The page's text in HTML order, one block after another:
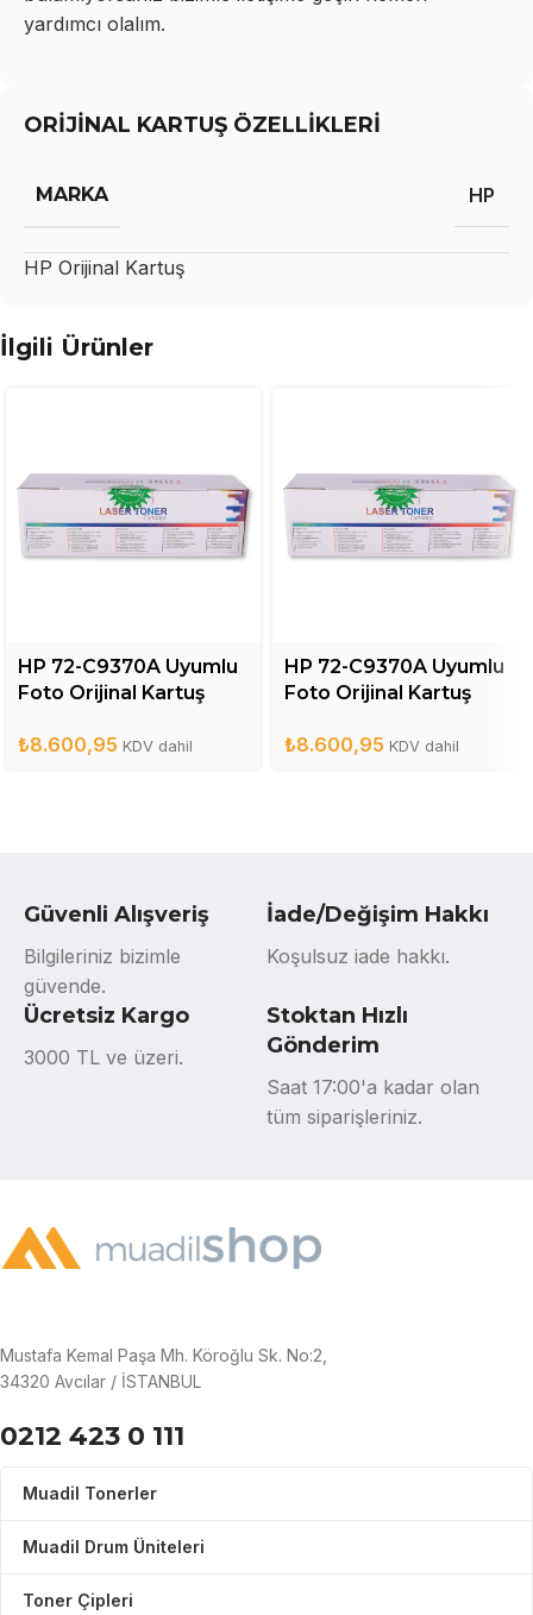
yardımcı olalım.
ORİJİNAL KARTUŞ ÖZELLİKLERİ
MARKA HP
HP Orijinal Kartuş
İlgili Ürünler
HP 72-C9370A Uyumlu
Foto Orijinal Kartuş
₺8.600,95 KDV dahil
HP 72-C9370A Uyumlu
Foto Orijinal Kartuş
₺8.600,95 KDV dahil
Güvenli Alışveriş
Bilgileriniz bizimle
güvende.
İade/Değişim Hakkı
Koşulsuz iade hakkı.
Ücretsiz Kargo
3000 TL ve üzeri.
Stoktan Hızlı
Gönderim
Saat 17:00'a kadar olan
tüm siparişleriniz.
Mustafa Kemal Paşa Mh. Köroğlu Sk. No:2,
34320 Avcılar / İSTANBUL
0212 423 0 111
Muadil Tonerler
Muadil Drum Üniteleri
Toner Çipleri